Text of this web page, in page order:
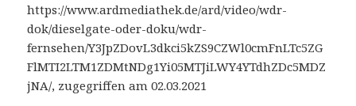
https://www.ardmediathek.de/ard/video/wdr-
dok/dieselgate-oder-doku/wdr-
fernsehen/Y3JpZDovL3dkci5kZS9CZWl0cmFnLTc5ZG
FlMTI2LTM1ZDMtNDg1Yi05MTJiLWY4YTdhZDc5MDZ
jNA/, zugegriffen am 02.03.2021